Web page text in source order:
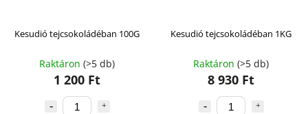
Kesudió tejcsokoládéban 100G
Raktáron (>5 db)
1 200 Ft
Kesudió tejcsokoládéban 1KG
Raktáron (>5 db)
8 930 Ft